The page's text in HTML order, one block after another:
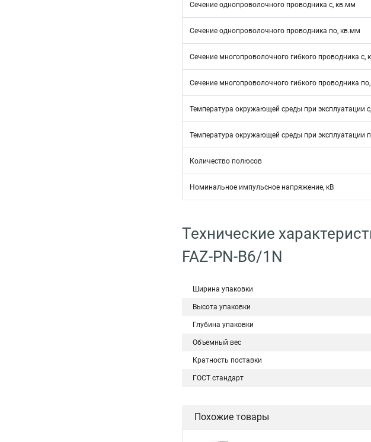
Сечение однопроволочного проводника с, кв.мм
Сечение однопроволочного проводника по, кв.мм
Сечение многопроволочного гибкого проводника с,
Сечение многопроволочного гибкого проводника
Температура окружающей среды при эксплуатации
Температура окружающей среды при эксплуатации
Количество полюсов
Номинальное импульсное напряжение, кВ
Технические
FAZ-PN-B6/1N
Ширина упаковки
Высота упаковки
Глубина упаковки
Объемный вес
Кратность поставки
ГОСТ стандарт
Похожие товары